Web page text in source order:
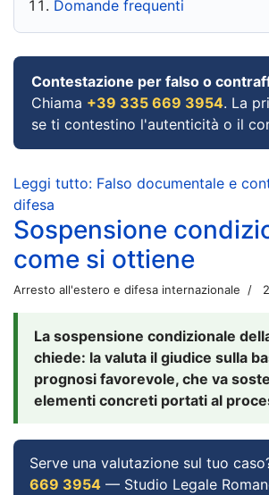
Domande frequenti
Contestazione per falso o
Chiama +39 335 669 3954. La
se ti contestino l'autenticità o il
Leggi tutto: Falso documentale e
difesa
Sospensione
come si ottiene
Arresto all'estero e difesa internazionale
La sospensione condizionale
chiede: la valuta il giudice sulla
prognosi favorevole, che va
elementi concreti portati al
Serve una valutazione sul tuo
669 3954 — Studio Legale